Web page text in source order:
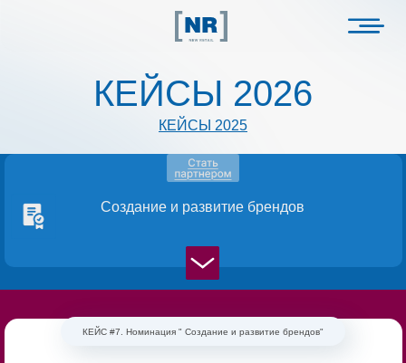
КЕЙСЫ 2025
КЕЙСЫ 2026
Создание и развитие брендов
КЕЙС #7. Номинация " Создание и развитие брендов"